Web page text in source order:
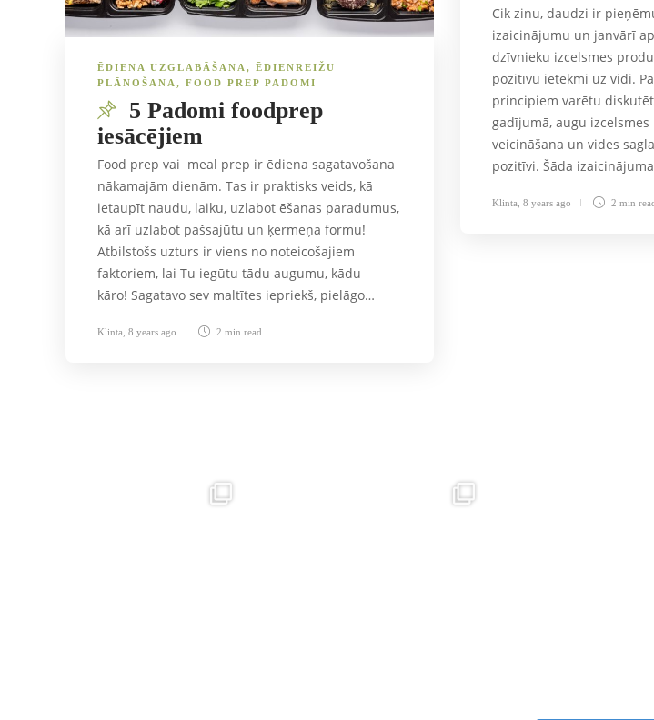
Cik zinu, daudzi ir
izaicinājumu un janvārī
dzīvnieku izcelsmes
pozitīvu ietekmi uz vidi.
principiem varētu
gadījumā, augu
veicināšana un vides
pozitīvi. Šāda
Klinta 8 years ago 2 min read
ĒDIENA UZGLABĀŠANA , ĒDIENREIŽU
PLĀNOŠANA , FOOD PREP PADOMI
5 Padomi foodprep
iesācējiem
Food prep vai meal prep ir ēdiena sagatavošana
nākamajām dienām. Tas ir praktisks veids, kā
ietaupīt naudu, laiku, uzlabot ēšanas paradumus,
kā arī uzlabot pašsajūtu un ķermeņa formu!
Atbilstošs uzturs ir viens no noteicošajiem
faktoriem, lai Tu iegūtu tādu augumu, kādu
kāro! Sagatavo sev maltītes iepriekš, pielāgo…
Klinta 8 years ago 2 min read